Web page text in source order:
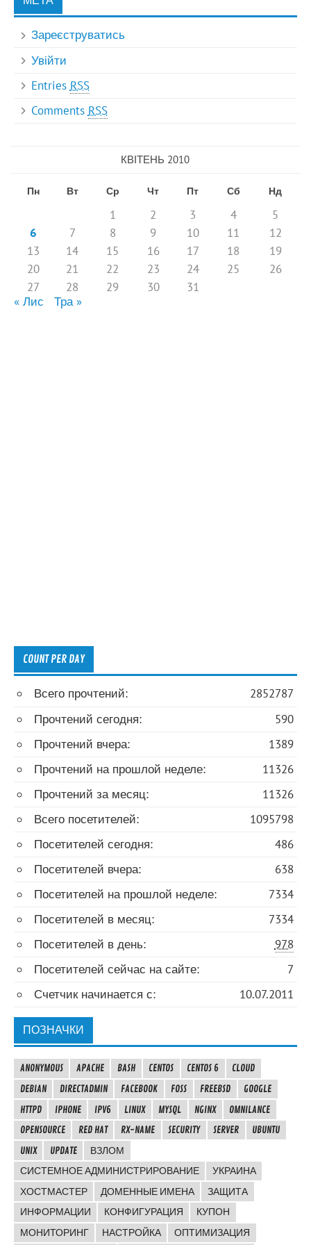
Зареєструватись
Увійти
Entries RSS
Comments RSS
КВІТЕНЬ 2010
Пн Вт Ср Чт Пт Сб Нд
1 2 3 4
5
6
7 8 9 10 11
12
13
14 15 16 17 18
19
20
21 22 23 24 25
26
27
28 29 30
31
« Лис
Тра »
COUNT PER DAY
2852787
Всего прочтений:
590
Прочтений сегодня:
1389
Прочтений вчера:
11326
Прочтений на прошлой неделе:
11326
Прочтений за месяц:
1095798
Всего посетителей:
486
Посетителей сегодня:
638
Посетителей вчера:
7334
Посетителей на прошлой неделе:
7334
Посетителей в месяц:
978
Посетителей в день:
7
Посетителей сейчас на сайте:
10.07.2011
Счетчик начинается с:
ПОЗНАЧКИ
ANONYMOUS APACHE BASH CENTOS CENTOS 6
CLOUD
DEBIAN
DIRECTADMIN FACEBOOK FOSS FREEBSD
GOOGLE
HTTPD
IPHONE IPV6 LINUX MYSQL NGINX
OMNILANCE
OPENSOURCE
RED HAT RX-NAME SECURITY SERVER
UBUNTU
UNIX
UPDATE
ВЗЛОМ
СИСТЕМНОЕ АДМИНИСТРИРОВАНИЕ
УКРАИНА
ХОСТМАСТЕР
ДОМЕННЫЕ ИМЕНА
ЗАЩИТА
ИНФОРМАЦИИ
КОНФИГУРАЦИЯ
КУПОН
МОНИТОРИНГ
НАСТРОЙКА ОПТИМИЗАЦИЯ